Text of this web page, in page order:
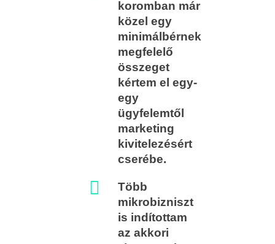
koromban már
közel egy
minimálbérnek
megfelelő
összeget
kértem el egy-
egy
ügyfelemtől
marketing
kivitelezésért
cserébe.
Több
mikrobizniszt
is indítottam
az akkori